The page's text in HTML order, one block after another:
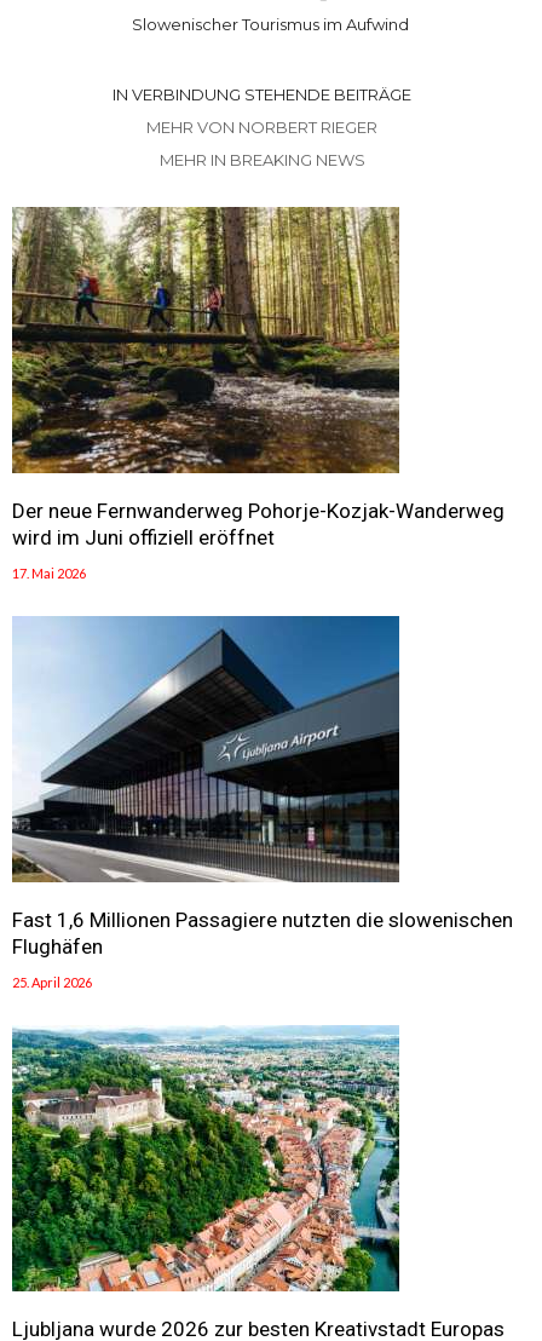
Slowenischer Tourismus im Aufwind
IN VERBINDUNG STEHENDE BEITRÄGE
MEHR VON NORBERT RIEGER
MEHR IN BREAKING NEWS
Der neue Fernwanderweg Pohorje-Kozjak-Wanderweg
wird im Juni offiziell eröffnet
17. Mai 2026
Fast 1,6 Millionen Passagiere nutzten die slowenischen
Flughäfen
25. April 2026
Ljubljana wurde 2026 zur besten Kreativstadt Europas